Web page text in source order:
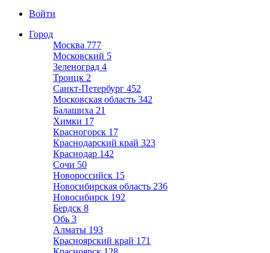
Войти
Город
Москва 777
Московский 5
Зеленоград 4
Троицк 2
Санкт-Петербург 452
Московская область 342
Балашиха 21
Химки 17
Красногорск 17
Краснодарский край 323
Краснодар 142
Сочи 50
Новороссийск 15
Новосибирская область 236
Новосибирск 192
Бердск 8
Обь 3
Алматы 193
Красноярский край 171